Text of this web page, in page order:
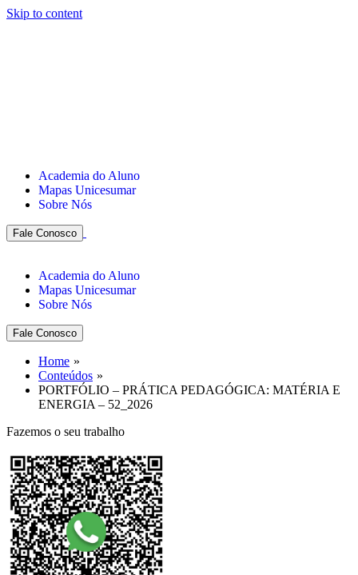
Skip to content
Academia do Aluno
Mapas Unicesumar
Sobre Nós
Fale Conosco
Academia do Aluno
Mapas Unicesumar
Sobre Nós
Fale Conosco
Home
Conteúdos
PORTFÓLIO – PRÁTICA PEDAGÓGICA: MATÉRIA E
ENERGIA – 52_2026
Fazemos o seu trabalho